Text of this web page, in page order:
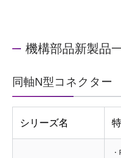
機構部品新製品
同軸N型コネクター
シリーズ名